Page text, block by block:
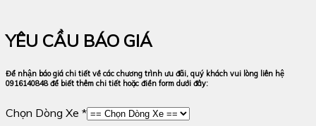
YÊU CẦU BÁO GIÁ
Để nhận báo giá chi tiết về các chương trình ưu đãi, quý khách vui lòng liên hệ
0916140848 để biết thêm chi tiết hoặc điền form dưới đây:
Chọn Dòng Xe *